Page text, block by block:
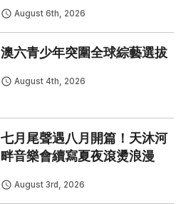
August 6th, 2026
澳六青少年突圍全球綜藝選拔
August 4th, 2026
七月尾聲遇八月開篇！天沐河
畔音樂會續寫夏夜滾燙浪漫
August 3rd, 2026